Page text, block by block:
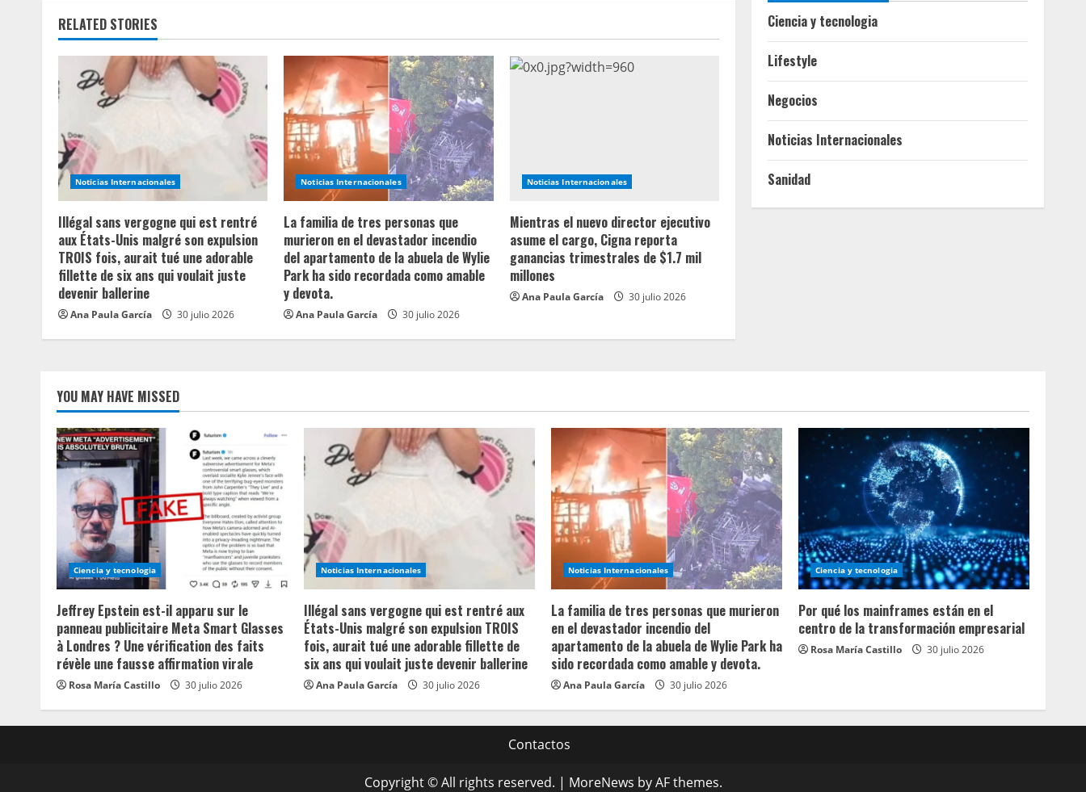
i
n
u
R
e
a
d
i
n
RELATED STORIES
Noticias Internacionales
Illégal sans vergogne qui est rentré
aux États-Unis malgré son expulsion
TROIS fois, aurait tué une adorable
fillette de six ans qui voulait juste
devenir ballerine
Ana Paula García 30 julio 2026
Noticias Internacionales
La familia de tres personas que
murieron en el devastador incendio
del apartamento de la abuela de Wylie
Park ha sido recordada como amable
y devota.
Ana Paula García 30 julio 2026
Noticias Internacionales
Mientras el nuevo director ejecutivo
asume el cargo, Cigna reporta
ganancias trimestrales de $1.7 mil
millones
Ana Paula García 30 julio 2026
Ciencia y tecnologia
Lifestyle
Negocios
Noticias Internacionales
Sanidad
YOU MAY HAVE MISSED
Ciencia y tecnologia
Jeffrey Epstein est-il apparu sur le
panneau publicitaire Meta Smart Glasses
à Londres ? Une vérification des faits
révèle une fausse affirmation virale
Rosa María Castillo 30 julio 2026
Noticias Internacionales
Illégal sans vergogne qui est rentré aux
États-Unis malgré son expulsion TROIS
fois, aurait tué une adorable fillette de
six ans qui voulait juste devenir ballerine
Ana Paula García 30 julio 2026
Noticias Internacionales
La familia de tres personas que murieron
en el devastador incendio del
apartamento de la abuela de Wylie Park ha
sido recordada como amable y devota.
Ana Paula García 30 julio 2026
Ciencia y tecnologia
Por qué los mainframes están en el
centro de la transformación empresarial
Rosa María Castillo 30 julio 2026
Contactos
Copyright © All rights reserved. | MoreNews by AF themes.